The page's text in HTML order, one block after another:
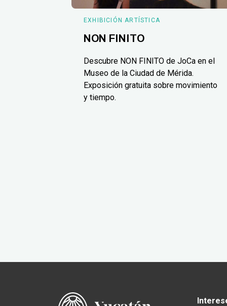
EXHIBICIÓN ARTÍSTICA
NON FINITO
Descubre NON FINITO de JoCa en el
Museo de la Ciudad de Mérida.
Exposición gratuita sobre movimiento
y tiempo.